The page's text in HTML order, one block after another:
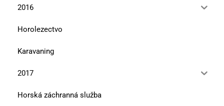
2016
Horolezectvo
Karavaning
2017
Horská záchranná služba